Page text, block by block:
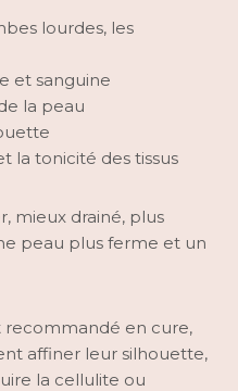
lourdes, les
et sanguine
la peau
la tonicité des tissus
mieux drainé, plus
peau plus ferme et un
recommandé en cure,
affiner leur silhouette,
la cellulite ou